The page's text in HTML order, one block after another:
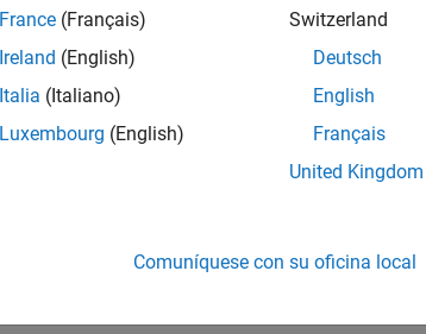
France (Français)
Ireland (English)
Italia (Italiano)
Luxembourg (English)
Switzerland
Deutsch
English
Français
United Kingdom
Comuníquese con su oficina local